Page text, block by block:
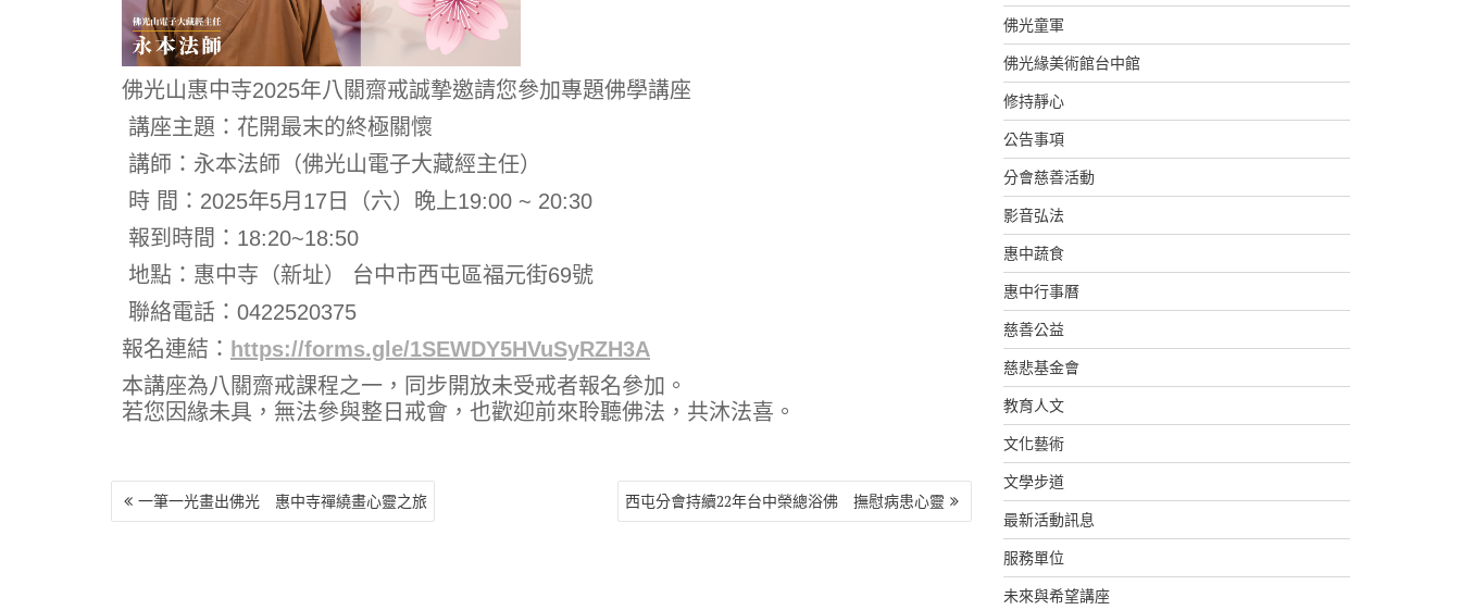
佛光山惠中寺2025年八關齋戒誠摯邀請您參加專題佛學講座
講座主題： 花開最末的終極關懷
講師： 永本法師（佛光山電子大藏經主任）
時 間： 2025年5月17日（六）晚上19:00 ~ 20:30
報到時間：18:20~18:50
地點：惠中寺（新址） 台中市西屯區福元街69號
聯絡電話：0422520375
報名連結： https://forms.gle/1SEWDY5HVuSyRZH3A
本講座為八關齋戒課程之一，同步開放未受戒者報名參加。
若您因緣未具，無法參與整日戒會，也歡迎前來聆聽佛法，共沐法喜。
文
章
一筆一光畫出佛光 惠中寺禪繞畫心靈之旅 西屯分會持續22年台中榮總浴佛 撫慰病患心靈
佛光童軍
佛光緣美術館台中館
修持靜心
公告事項
分會慈善活動
影音弘法
惠中蔬食
惠中行事曆
慈善公益
慈悲基金會
教育人文
文化藝術
文學步道
最新活動訊息
服務單位
未來與希望講座